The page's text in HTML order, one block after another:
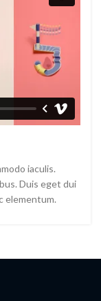
iaculis.
Duis eget dui
elementum.